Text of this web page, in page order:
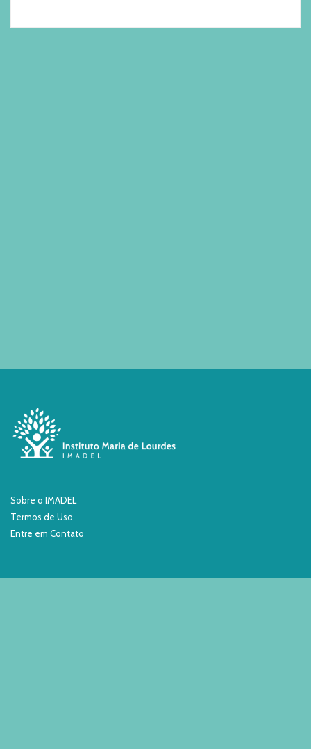
Sobre o IMADEL
Termos de Uso
Entre em Contato